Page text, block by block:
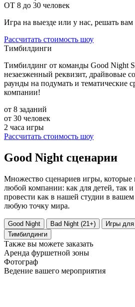
ОТ 8 до 30 человек
Игра на выезде или у нас, решать вам
Рассчитать стоимость шоу
Тимбилдинги
Тимбилдинг от команды Good Night
незаезженный реквизит, драйвовые
раунды на подумать и тематические
компании!
от 8 заданий
от 30 человек
2 часа игры
Рассчитать стоимость шоу
Good Night сценарии
Множество сценариев игры, которые
любой компании: как для детей, так
провести как в нашей студии в
любую точку мира.
Good Night Bad Night (21+)
Игры для
Тимбилдинги
Также вы можете заказать
Аренда фуршетной зоны
Фотограф
Ведение вашего мероприятия